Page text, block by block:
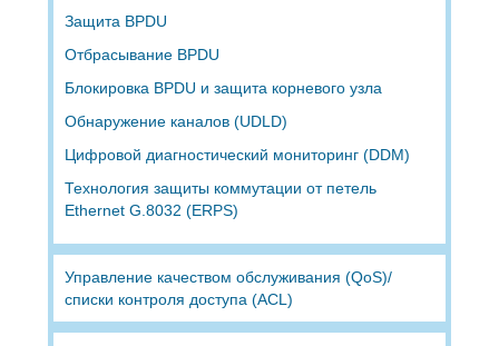
Защита BPDU
Отбрасывание BPDU
Блокировка BPDU и защита корневого узла
Обнаружение каналов (UDLD)
Цифровой диагностический мониторинг (DDM)
Технология защиты коммутации от петель
Ethernet G.8032 (ERPS)
Управление качеством обслуживания (QoS)/
списки контроля доступа (ACL)